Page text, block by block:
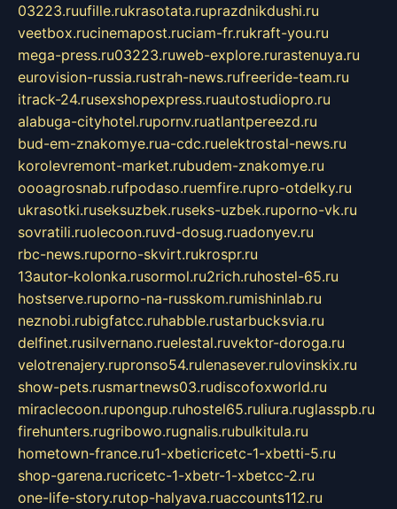
03223.ruufille.rukrasotata.ruprazdnikdushi.ru
veetbox.rucinemapost.ruciam-fr.rukraft-you.ru
mega-press.ru03223.ruweb-explore.rurastenuya.ru
eurovision-russia.rustrah-news.rufreeride-team.ru
itrack-24.rusexshopexpress.ruautostudiopro.ru
alabuga-cityhotel.rupornv.ruatlantpereezd.ru
bud-em-znakomye.rua-cdc.ruelektrostal-news.ru
korolevremont-market.rubudem-znakomye.ru
oooagrosnab.rufpodaso.ruemfire.rupro-otdelky.ru
ukrasotki.ruseksuzbek.ruseks-uzbek.ruporno-vk.ru
sovratili.ruolecoon.ruvd-dosug.ruadonyev.ru
rbc-news.ruporno-skvirt.rukrospr.ru
13autor-kolonka.rusormol.ru2rich.ruhostel-65.ru
hostserve.ruporno-na-russkom.rumishinlab.ru
neznobi.rubigfatcc.ruhabble.rustarbucksvia.ru
delfinet.rusilvernano.ruelestal.ruvektor-doroga.ru
velotrenajery.rupronso54.rulenasever.rulovinskix.ru
show-pets.rusmartnews03.rudiscofoxworld.ru
miraclecoon.rupongup.ruhostel65.ruliura.ruglasspb.ru
firehunters.rugribowo.rugnalis.rubulkitula.ru
hometown-france.ru1-xbeticricetc-1-xbetti-5.ru
shop-garena.rucricetc-1-xbetr-1-xbetcc-2.ru
one-life-story.rutop-halyava.ruaccounts112.ru